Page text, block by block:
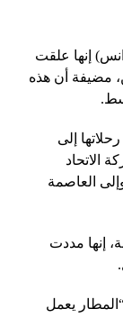
إنها علقت
مضيفة أن هذه
إلى
الاتحاد
العاصمة
إنها مددت
يعمل